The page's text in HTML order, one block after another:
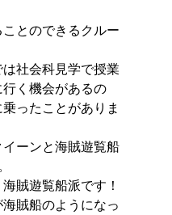
とのできるクルー
社会科見学で授業
く機会があるの
ったことがありま
ーンと海賊遊覧船
賊遊覧船派です！
賊船のようになっ